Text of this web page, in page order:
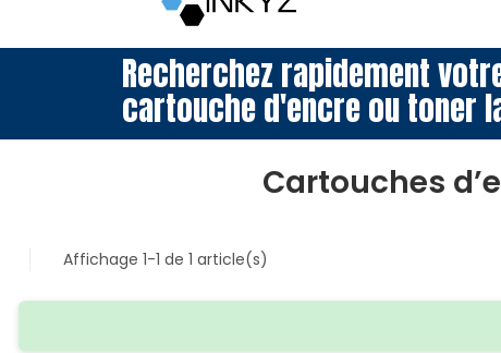
Recherchez rapidement
cartouche d'encre ou toner
Cartouches
Affichage 1-1 de 1 article(s)